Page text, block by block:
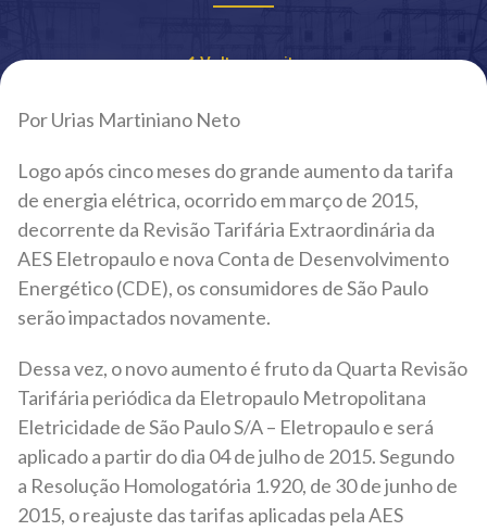
Voltar ao site
Por Urias Martiniano Neto
Logo após cinco meses do grande aumento da tarifa
de energia elétrica, ocorrido em março de 2015,
decorrente da Revisão Tarifária Extraordinária da
AES Eletropaulo e nova Conta de Desenvolvimento
Energético (CDE), os consumidores de São Paulo
serão impactados novamente.
Dessa vez, o novo aumento é fruto da Quarta Revisão
Tarifária periódica da Eletropaulo Metropolitana
Eletricidade de São Paulo S/A – Eletropaulo e será
aplicado a partir do dia 04 de julho de 2015. Segundo
a Resolução Homologatória 1.920, de 30 de junho de
2015, o reajuste das tarifas aplicadas pela AES